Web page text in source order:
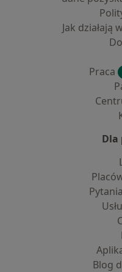
Jak działają
Praca
Dla
Blog